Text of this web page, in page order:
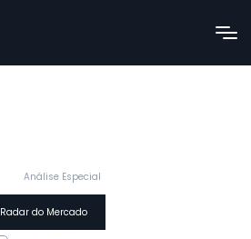
Análise Especial
Radar do Mercado